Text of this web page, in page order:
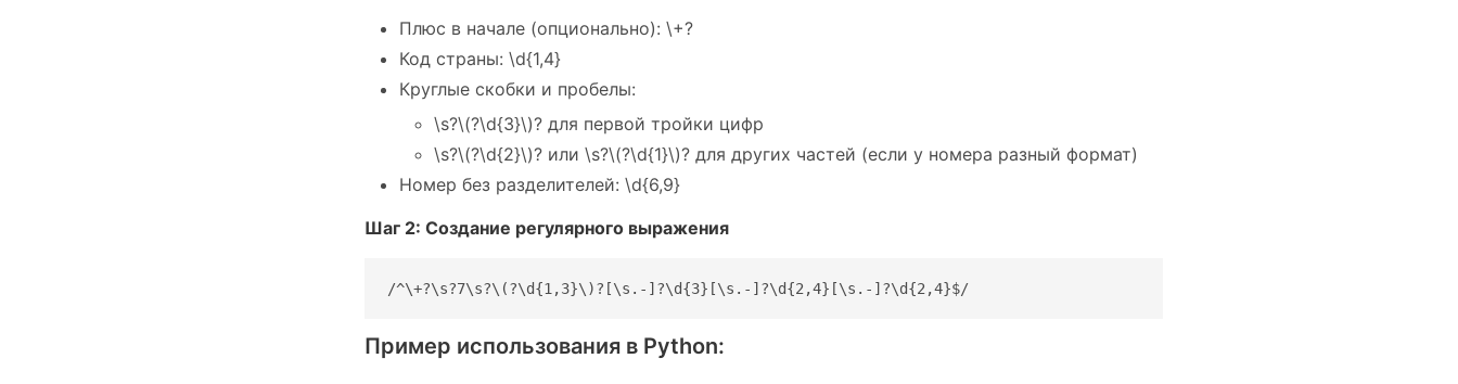
Плюс в начале (опционально): \+?
Код страны: \d{1,4}
Круглые скобки и пробелы:
\s?\(?\d{3}\)? для первой тройки цифр
\s?\(?\d{2}\)? или \s?\(?\d{1}\)? для других частей (если у номера разный формат)
Номер без разделителей: \d{6,9}
Шаг 2: Создание регулярного выражения
/^\+?\s?7\s?\(?\d{1,3}\)?[\s.-]?\d{3}[\s.-]?\d{2,4}[\s.-]?\d{2,4}$/
Пример использования в Python: